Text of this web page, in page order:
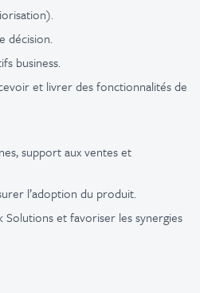
décision.
business.
et livrer des fonctionnalités de
support aux ventes et
l’adoption du produit.
Solutions et favoriser les synergies